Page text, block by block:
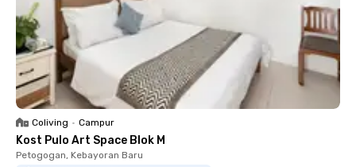
Coliving • Campur
Kost Pulo Art Space Blok M
Petogogan, Kebayoran Baru